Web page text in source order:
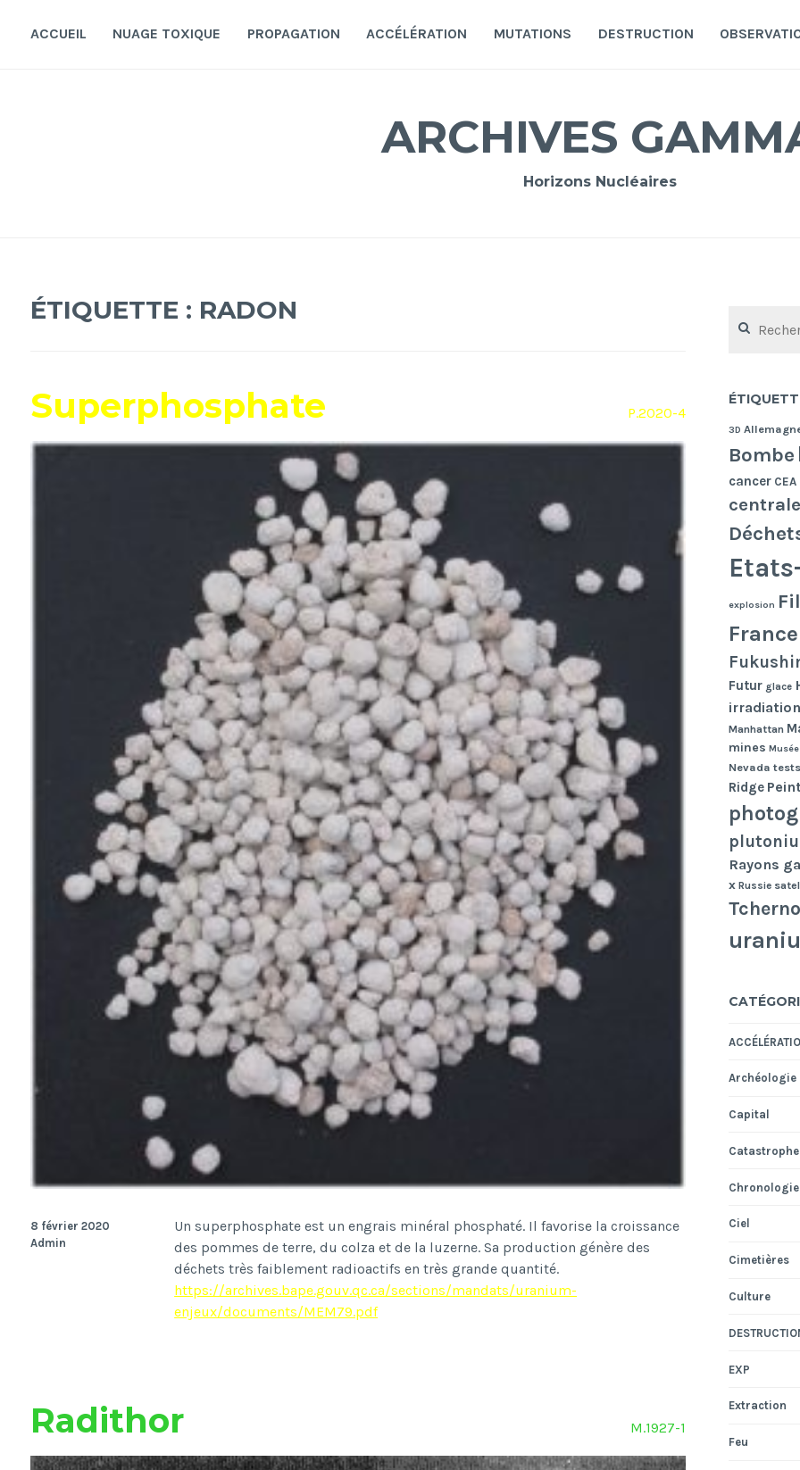
ACCUEIL NUAGE TOXIQUE PROPAGATION ACCÉLÉRATION MUTATIONS DESTRUCTION
ARCHIVES
Horizons Nucléaires
ÉTIQUETTE : RADON
Superphosphate P.2020-4
Un superphosphate est un engrais minéral phosphaté. Il favorise la croissance
des pommes de terre, du colza et de la luzerne. Sa production génère des
déchets très faiblement radioactifs en très grande quantité.
https://archives.bape.gouv.qc.ca/sections/mandats/uranium-
enjeux/documents/MEM79.pdf
8 février 2020
Admin
Radithor M.1927-1
3D
Bombe
cancer CEA
explosion
France
Futur glace
irradiation
Manhattan
mines Musée
Nevada
Ridge
Rayons
x Russie
Archéologie
Capital
Catastrophe
Ciel
Cimetières
Culture
EXP
Extraction
Feu